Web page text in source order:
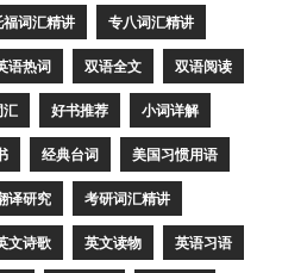
词汇精讲 专八词汇精讲
语热词 双语全文 双语阅读
汇 好书推荐 小词详解
经典台词 美国习惯用语
译研究 考研词汇精讲
文诗歌 英文读物 英语习语